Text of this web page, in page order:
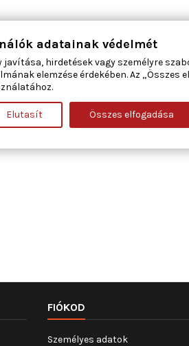
FIÓKOD
Személyes adatok
adatainak védelmét
javítása, hirdetések vagy személyre
elemzése érdekében. Az „Összes
Elutasít Összes elfogadása